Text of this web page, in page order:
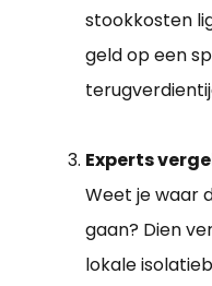
stookkosten
geld op een
Experts
Weet je waar
gaan? Dien
lokale